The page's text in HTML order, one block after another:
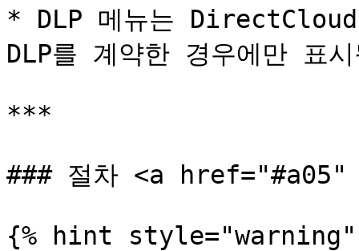
* DLP 메뉴는
DLP를 계약한 경우에만 표
***
### 절차 <a
{% hint style="warning"